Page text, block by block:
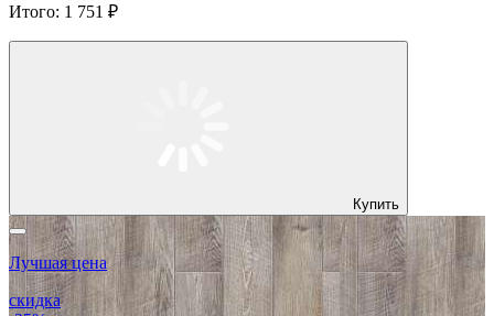
Итого: 1 751 ₽
Купить
Лучшая цена
скидка